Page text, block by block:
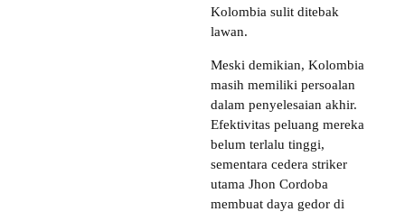
Kolombia sulit ditebak
lawan.
Meski demikian, Kolombia
masih memiliki persoalan
dalam penyelesaian akhir.
Efektivitas peluang mereka
belum terlalu tinggi,
sementara cedera striker
utama Jhon Cordoba
membuat daya gedor di